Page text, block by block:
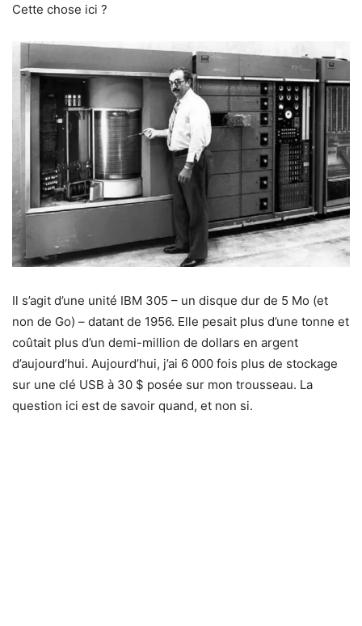
Cette chose ici ?
Il s’agit d’une unité IBM 305 – un disque dur de 5 Mo (et
non de Go) – datant de 1956. Elle pesait plus d’une tonne et
coûtait plus d’un demi-million de dollars en argent
d’aujourd’hui. Aujourd’hui, j’ai 6 000 fois plus de stockage
sur une clé USB à 30 $ posée sur mon trousseau. La
question ici est de savoir quand, et non si.